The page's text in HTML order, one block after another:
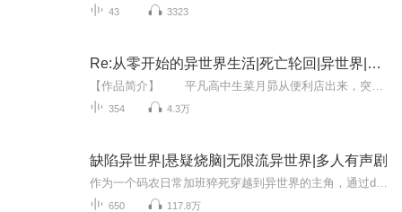
43 3323
Re:从零开始的异世界生活|死亡轮回|异世界|动漫
354 4.3万
缺陷异世界|悬疑烧脑|无限流异世界|多人有声剧
650 117.8万